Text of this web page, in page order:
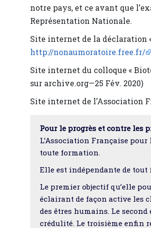
notre pays, et ce avant que
Représentation Nationale.
Site internet de la déclaration
http://nonaumoratoire.free.fr/
Site internet du colloque «
sur archive.org—25 Fév. 2020)
Site internet de l’Association
Pour le progrès et contre les
L’Association Française
toute formation.
Elle est indépendante de
Le premier objectif qu’elle
éclairant de façon active les
des êtres humains. Le
crédulité. Le troisième enfin